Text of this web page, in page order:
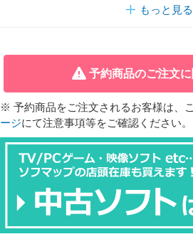
もっと見る
予約商品のご注文
※ 予約商品をご注文されるお客様は、
ージにて注意事項等をご確認ください。